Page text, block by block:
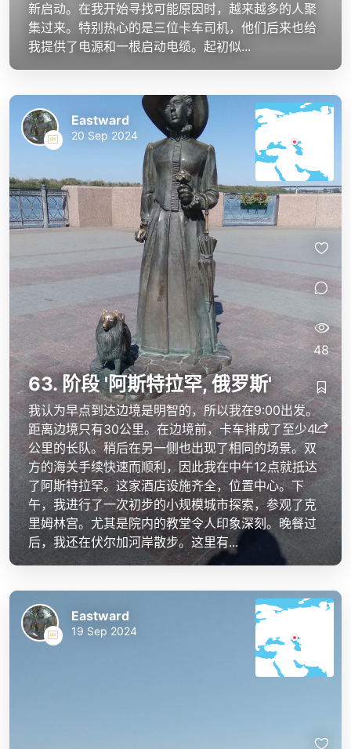
新启动。在我开始寻找可能原因时，越来越多的人聚
集过来。特别热心的是三位卡车司机，他们后来也给
我提供了电源和一根启动电缆。起初似...
63. 阶段 '阿斯特拉罕, 俄罗斯'
我认为早点到达边境是明智的，所以我在9:00出发。
距离边境只有30公里。在边境前，卡车排成了至少4
公里的长队。稍后在另一侧也出现了相同的场景。双
方的海关手续快速而顺利，因此我在中午12点就抵达
了阿斯特拉罕。这家酒店设施齐全，位置中心。下
午，我进行了一次初步的小规模城市探索，参观了克
里姆林宫。尤其是院内的教堂令人印象深刻。晚餐过
后，我还在伏尔加河岸散步。这里有...
Eastward
20 Sep 2024
48
Eastward
19 Sep 2024